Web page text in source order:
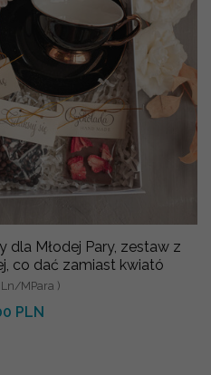
dla Młodej Pary, zestaw z
co dać zamiast kwiató
MPara )
PLN